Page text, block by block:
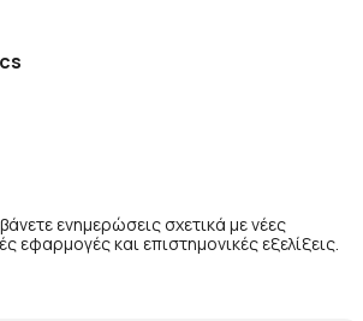
ενημερώσεις σχετικά με νέες
εφαρμογές και επιστημονικές εξελίξεις.